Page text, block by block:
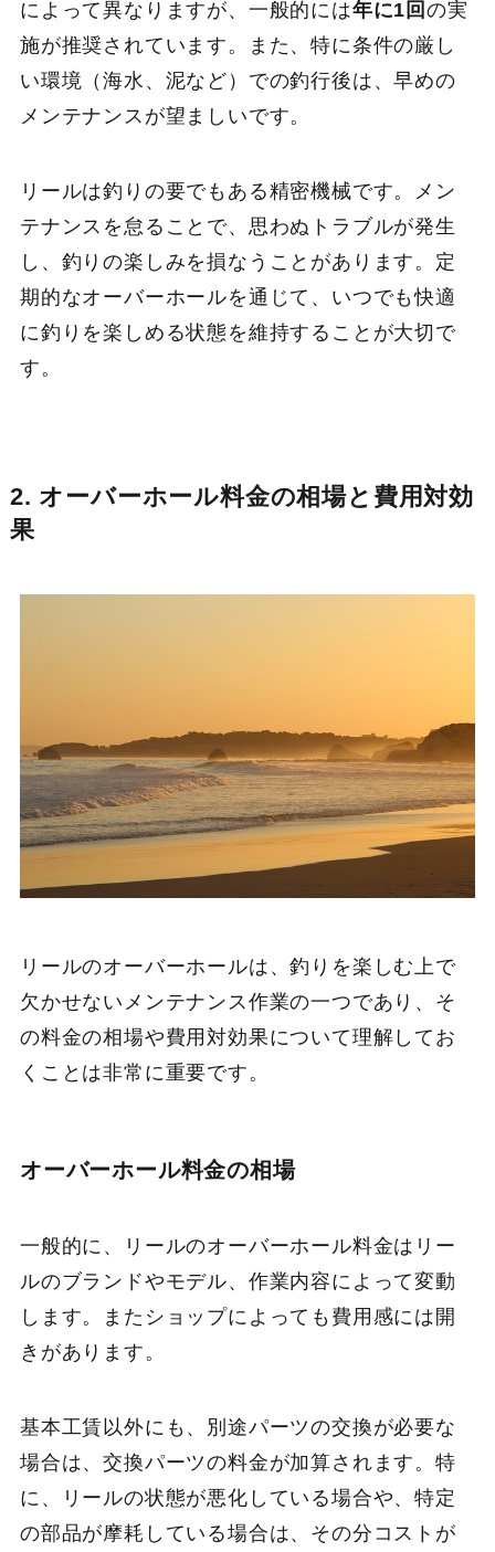
によって異なりますが、一般的には年に1回の実
施が推奨されています。また、特に条件の厳し
い環境（海水、泥など）での釣行後は、早めの
メンテナンスが望ましいです。
リールは釣りの要でもある精密機械です。メン
テナンスを怠ることで、思わぬトラブルが発生
し、釣りの楽しみを損なうことがあります。定
期的なオーバーホールを通じて、いつでも快適
に釣りを楽しめる状態を維持することが大切で
す。
2. オーバーホール料金の相場と費用対効
果
リールのオーバーホールは、釣りを楽しむ上で
欠かせないメンテナンス作業の一つであり、そ
の料金の相場や費用対効果について理解してお
くことは非常に重要です。
オーバーホール料金の相場
一般的に、リールのオーバーホール料金はリー
ルのブランドやモデル、作業内容によって変動
します。またショップによっても費用感には開
きがあります。
基本工賃以外にも、別途パーツの交換が必要な
場合は、交換パーツの料金が加算されます。特
に、リールの状態が悪化している場合や、特定
の部品が摩耗している場合は、その分コストが